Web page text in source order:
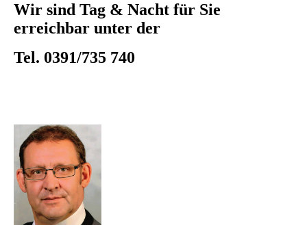
Wir sind Tag & Nacht für Sie
erreichbar unter der
Tel. 0391/735 740